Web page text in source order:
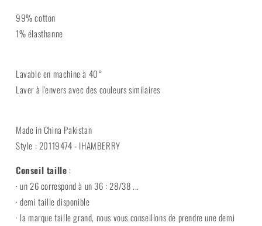
99% cotton
1% élasthanne
Lavable en machine à 40°
Laver à l'envers avec des couleurs similaires
Made in China Pakistan
Style : 20119474 - IHAMBERRY
Conseil taille :
· un 26 correspond à un 36 : 28/38 ...
· demi taille disponible
· la marque taille grand, nous vous conseillons de prendre une demi